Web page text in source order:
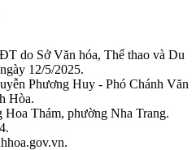
do Sở Văn hóa, Thể thao và Du
12/5/2025.
Phương Huy - Phó Chánh Văn
Hòa.
Thám, phường Nha Trang.